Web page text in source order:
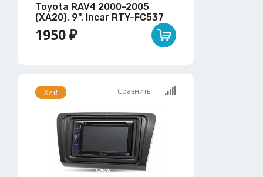
Toyota RAV4 2000-2005
(XA20), 9", Incar RTY-FC537
1950 ₽
Хит! Сравнить